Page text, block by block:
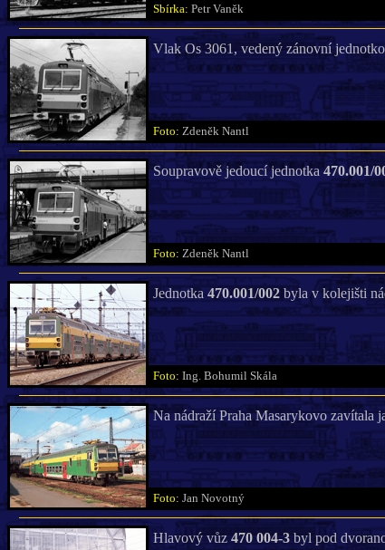
Sbírka: Petr Vaněk
Vlak Os 3061, vedený zánovní
Foto: Zdeněk Nantl
Soupravově jedoucí jednotka470.001/
Foto: Zdeněk Nantl
Jednotka 470.001/002 byla v kolejišti
Foto: Ing. Bohumil Skála
Na nádraží Praha Masarykovo zavítala
Foto: Jan Novotný
Hlavový vůz470 004-3 byl pod